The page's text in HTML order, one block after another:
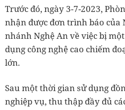
Trước đó, ngày 3-7-2023,
nhận được đơn trình báo của
nhánh Nghệ An về việc bị
dụng công nghệ cao chiếm
lớn.
Sau một thời gian sử dụng
nghiệp vụ, thu thập đầy đủ